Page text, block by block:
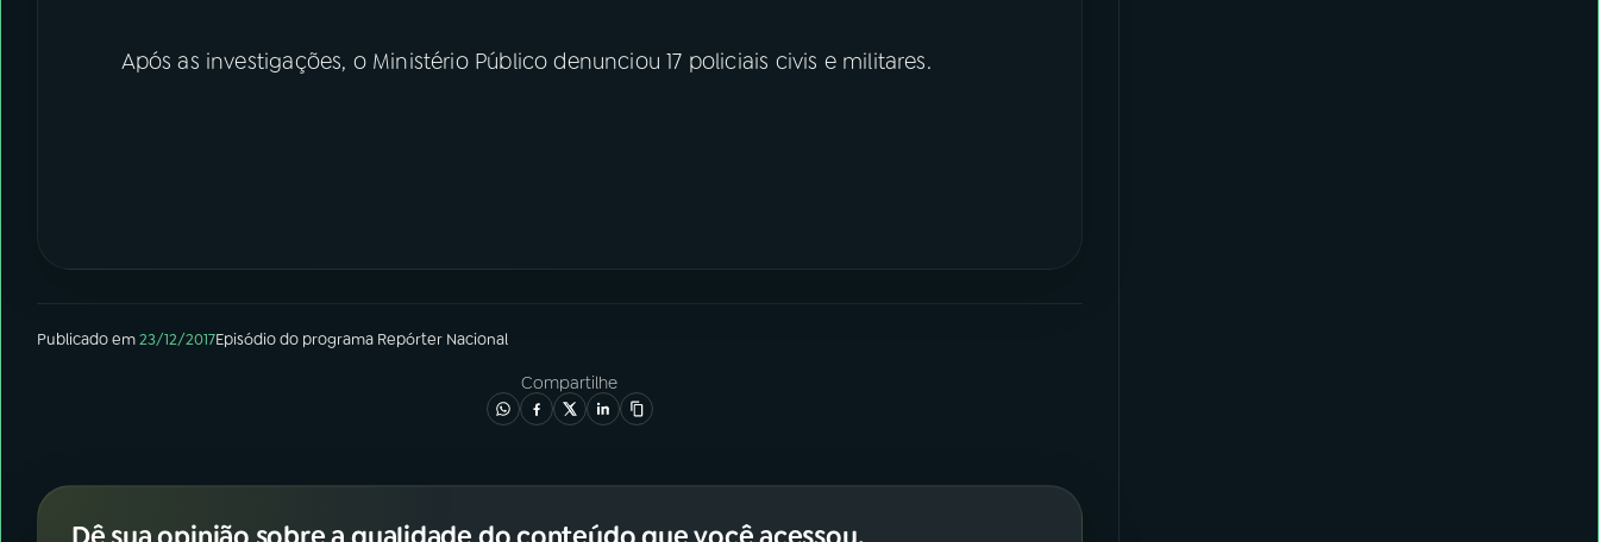
Após as investigações, o Ministério Público denunciou 17 policiais civis e militares.
Publicado em23/12/2017Episódiodo programa Repórter Nacional
Compartilhe